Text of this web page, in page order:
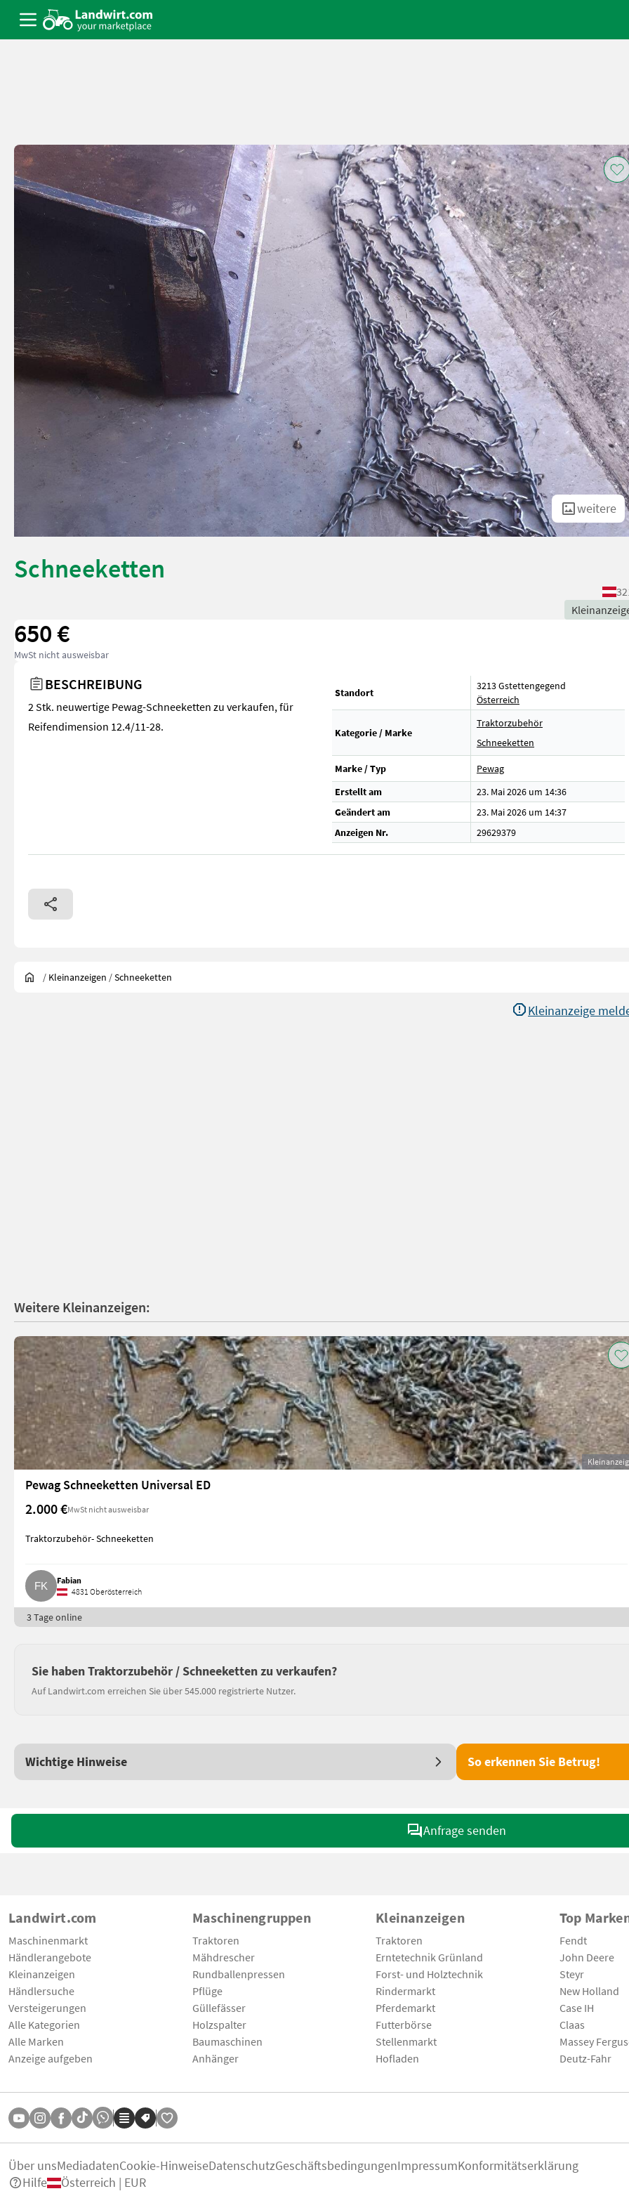
weitere
Schneeketten
650 €
MwSt nicht ausweisbar
BESCHREIBUNG
2 Stk. neuwertige Pewag-Schneeketten zu verkaufen, für
Reifendimension 12.4/11-28.
Standort
3213 Gstettengegend
Österreich
Kategorie / Marke
Traktorzubehör
Schneeketten
Marke / Typ
Pewag
Erstellt am
23. Mai 2026 um 14:36
Geändert am
23. Mai 2026 um 14:37
Anzeigen Nr.
29629379
/ Kleinanzeigen /Schneeketten
Kleinanzeige
Weitere Kleinanzeigen:
Pewag Schneeketten Universal ED
2.000 €MwSt nicht ausweisbar
Traktorzubehör- Schneeketten
Fabian
4831 Oberösterreich
3 Tage online
Sie haben Traktorzubehör / Schneeketten zu verkaufen?
Auf Landwirt.com erreichen Sie über 545.000 registrierte Nutzer.
Wichtige Hinweise So erkennen Sie Betrug!
Anfrage senden
Landwirt.com
Maschinenmarkt
Händlerangebote
Kleinanzeigen
Händlersuche
Versteigerungen
Alle Kategorien
Alle Marken
Anzeige aufgeben
Maschinengruppen
Traktoren
Mähdrescher
Rundballenpressen
Pflüge
Güllefässer
Holzspalter
Baumaschinen
Anhänger
Kleinanzeigen
Traktoren
Erntetechnik Grünland
Forst- und Holztechnik
Rindermarkt
Pferdemarkt
Futterbörse
Stellenmarkt
Hofladen
Top
Fendt
John Deere
Steyr
New Holland
Case IH
Claas
Massey
Deutz-Fahr
Über unsMediadatenCookie-HinweiseDatenschutzGeschäftsbedingungenImpressumKonformitätserklärung
Hilfe
Österreich | EUR